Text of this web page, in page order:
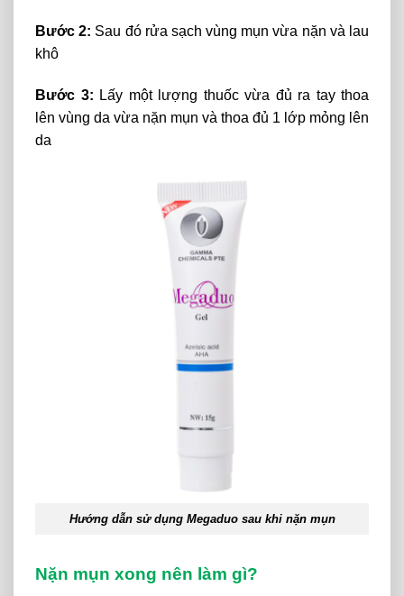
Bước 2: Sau đó rửa sạch vùng mụn vừa nặn và lau
khô
Bước 3: Lấy một lượng thuốc vừa đủ ra tay thoa
lên vùng da vừa nặn mụn và thoa đủ 1 lớp mỏng lên
da
Hướng dẫn sử dụng Megaduo sau khi nặn mụn
Nặn mụn xong nên làm gì?